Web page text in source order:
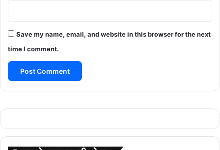
Save my name, email, and website in this browser for the next
time I comment.